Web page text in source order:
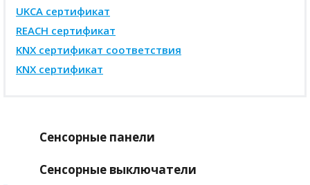
Сенсорные панели
Сенсорные выключатели
UKCA сертификат
REACH сертификат
KNX сертификат соответствия
KNX сертификат